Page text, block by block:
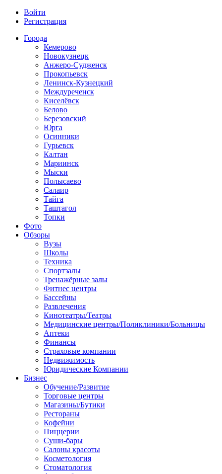
Войти
Регистрация
Города
Кемерово
Новокузнецк
Анжеро-Судженск
Прокопьевск
Ленинск-Кузнецкий
Междуреченск
Киселёвск
Белово
Березовский
Юрга
Осинники
Гурьевск
Калтан
Мариинск
Мыски
Полысаево
Салаир
Тайга
Таштагол
Топки
Фото
Обзоры
Вузы
Школы
Техника
Спортзалы
Тренажёрные залы
Фитнес центры
Бассейны
Развлечения
Кинотеатры/Театры
Медицинские центры/Поликлиники/Больницы
Аптеки
Финансы
Страховые компании
Недвижимость
Юридические Компании
Бизнес
Обучение/Развитие
Торговые центры
Магазины/Бутики
Рестораны
Кофейни
Пиццерии
Суши-бары
Салоны красоты
Косметология
Стоматология